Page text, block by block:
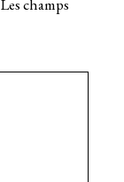
Les champs